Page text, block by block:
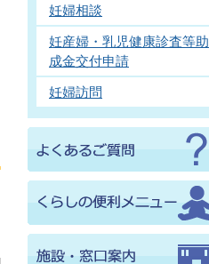
妊婦相談
妊産婦・乳児健康診査等助
成金交付申請
妊婦訪問